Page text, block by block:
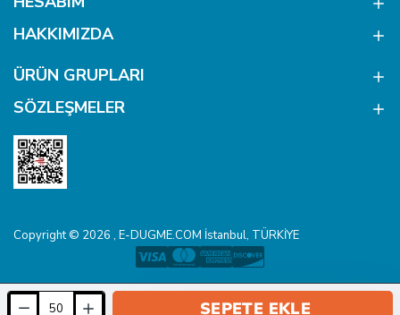
SEPETE EKLE
HAKKIMIZDA
ÜRÜN GRUPLARI
SÖZLEŞMELER
Copyright © 2026 , E-DUGME.COM İstanbul, TÜRKİYE